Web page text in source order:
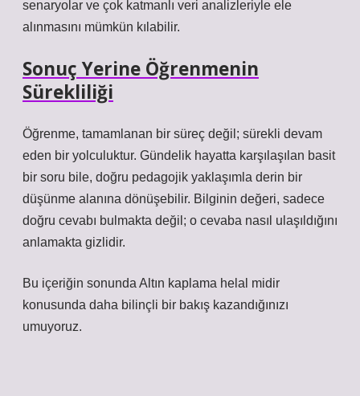
senaryolar ve çok katmanlı veri analizleriyle ele
alınmasını mümkün kılabilir.
Sonuç Yerine Öğrenmenin
Sürekliliği
Öğrenme, tamamlanan bir süreç değil; sürekli devam
eden bir yolculuktur. Gündelik hayatta karşılaşılan basit
bir soru bile, doğru pedagojik yaklaşımla derin bir
düşünme alanına dönüşebilir. Bilginin değeri, sadece
doğru cevabı bulmakta değil; o cevaba nasıl ulaşıldığını
anlamakta gizlidir.
Bu içeriğin sonunda Altın kaplama helal midir
konusunda daha bilinçli bir bakış kazandığınızı
umuyoruz.